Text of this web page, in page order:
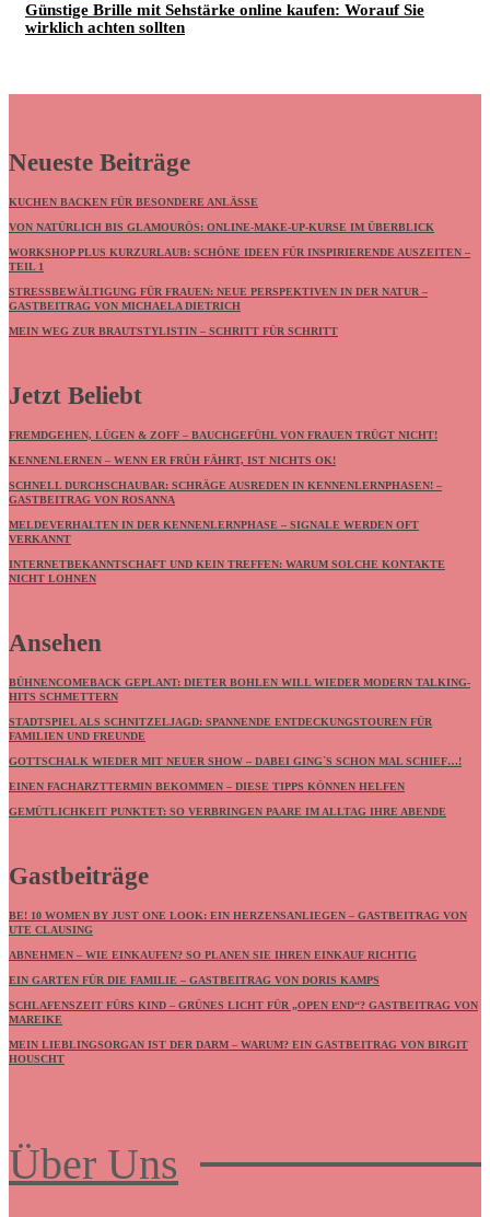
Günstige Brille mit Sehstärke online kaufen: Worauf Sie
wirklich achten sollten
Neueste Beiträge
KUCHEN BACKEN FÜR BESONDERE ANLÄSSE
VON NATÜRLICH BIS GLAMOURÖS: ONLINE-MAKE-UP-KURSE IM ÜBERBLICK
WORKSHOP PLUS KURZURLAUB: SCHÖNE IDEEN FÜR INSPIRIERENDE AUSZEITEN –
TEIL 1
STRESSBEWÄLTIGUNG FÜR FRAUEN: NEUE PERSPEKTIVEN IN DER NATUR –
GASTBEITRAG VON MICHAELA DIETRICH
MEIN WEG ZUR BRAUTSTYLISTIN – SCHRITT FÜR SCHRITT
Jetzt Beliebt
FREMDGEHEN, LÜGEN & ZOFF – BAUCHGEFÜHL VON FRAUEN TRÜGT NICHT!
KENNENLERNEN – WENN ER FRÜH FÄHRT, IST NICHTS OK!
SCHNELL DURCHSCHAUBAR: SCHRÄGE AUSREDEN IN KENNENLERNPHASEN! –
GASTBEITRAG VON ROSANNA
MELDEVERHALTEN IN DER KENNENLERNPHASE – SIGNALE WERDEN OFT
VERKANNT
INTERNETBEKANNTSCHAFT UND KEIN TREFFEN: WARUM SOLCHE KONTAKTE
NICHT LOHNEN
Ansehen
BÜHNENCOMEBACK GEPLANT: DIETER BOHLEN WILL WIEDER MODERN TALKING-
HITS SCHMETTERN
STADTSPIEL ALS SCHNITZELJAGD: SPANNENDE ENTDECKUNGSTOUREN FÜR
FAMILIEN UND FREUNDE
GOTTSCHALK WIEDER MIT NEUER SHOW – DABEI GING`S SCHON MAL SCHIEF…!
EINEN FACHARZTTERMIN BEKOMMEN – DIESE TIPPS KÖNNEN HELFEN
GEMÜTLICHKEIT PUNKTET: SO VERBRINGEN PAARE IM ALLTAG IHRE ABENDE
Gastbeiträge
BE! 10 WOMEN BY JUST ONE LOOK: EIN HERZENSANLIEGEN – GASTBEITRAG VON
UTE CLAUSING
ABNEHMEN – WIE EINKAUFEN? SO PLANEN SIE IHREN EINKAUF RICHTIG
EIN GARTEN FÜR DIE FAMILIE – GASTBEITRAG VON DORIS KAMPS
SCHLAFENSZEIT FÜRS KIND – GRÜNES LICHT FÜR „OPEN END“? GASTBEITRAG VON
MAREIKE
MEIN LIEBLINGSORGAN IST DER DARM – WARUM? EIN GASTBEITRAG VON BIRGIT
HOUSCHT
Über Uns